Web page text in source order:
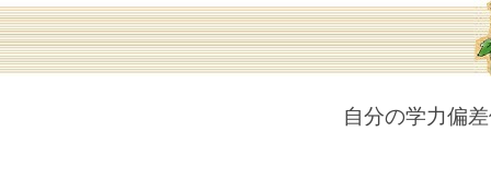
自分の学力偏